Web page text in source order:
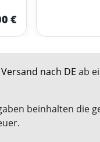
€
Versand nach DE ab
beinhalten die